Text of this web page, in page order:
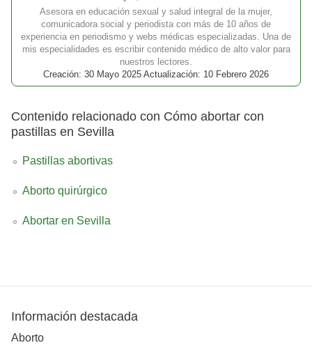
Asesora en educación sexual y salud integral de la mujer,
comunicadora social y periodista con más de 10 años de
experiencia en periodismo y webs médicas especializadas. Una de
mis especialidades es escribir contenido médico de alto valor para
nuestros lectores.
Creación: 30 Mayo 2025 Actualización: 10 Febrero 2026
Contenido relacionado con Cómo abortar con
pastillas en Sevilla
Pastillas abortivas
Aborto quirúrgico
Abortar en Sevilla
Información destacada
Aborto